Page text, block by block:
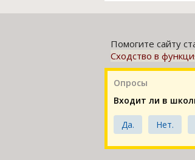
Помогите сайту
Сходство в
Опросы
Входит ли в
Да. Нет.